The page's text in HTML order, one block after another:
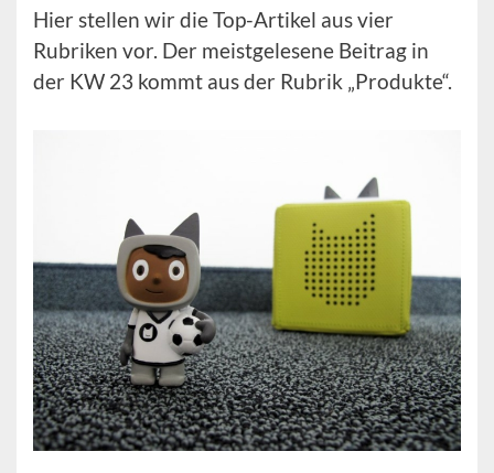
Hier stellen wir die Top-Artikel aus vier
Rubriken vor. Der meistgelesene Beitrag in
der KW 23 kommt aus der Rubrik „Produkte“.